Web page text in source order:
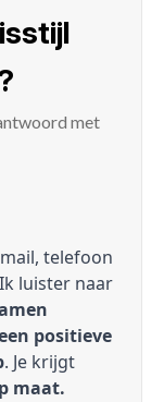
met
telefoon
luister naar
positieve
. Je krijgt
maat.